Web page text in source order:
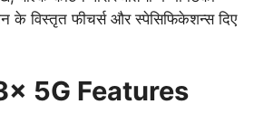
के विस्तृत फीचर्स और स्पेसिफिकेशन्स दिए
5G Features